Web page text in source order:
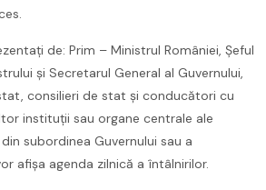
de: Prim – Ministrul României, Șeful
și Secretarul General al Guvernului,
consilieri de stat și conducători cu
instituții sau organe centrale ale
subordinea Guvernului sau a
afișa agenda zilnică a întâlnirilor.